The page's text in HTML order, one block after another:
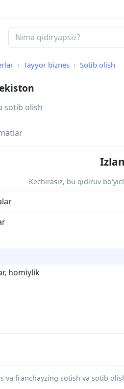
Tayyor biznes Sotib olish
sotib olish
Kechirasiz, bu qidiruv
homiylik
va franchayzing sotish va sotib